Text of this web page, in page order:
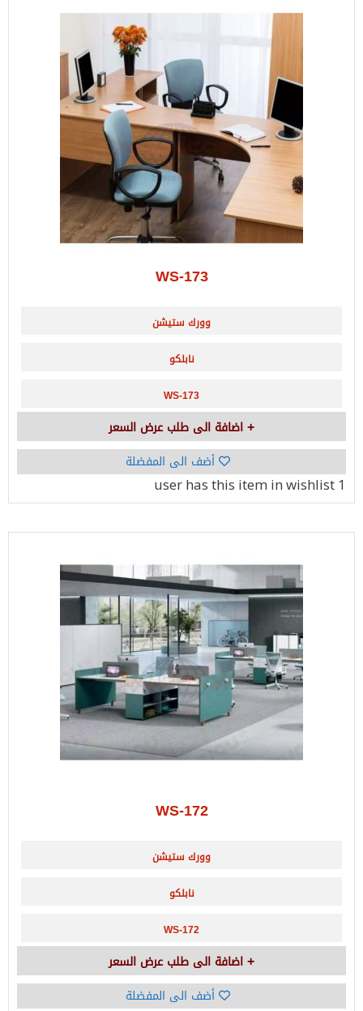
WS-173
وورك ستيشن
نابلكو
WS-173
اضافة الى طلب عرض السعر
أضف الى المفضلة
1 user
has this item in wishlist
WS-172
وورك ستيشن
نابلكو
WS-172
اضافة الى طلب عرض السعر
أضف الى المفضلة